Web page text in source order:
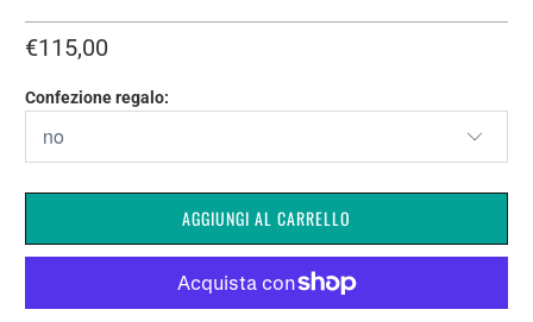
€115,00
Confezione regalo:
AGGIUNGI AL CARRELLO